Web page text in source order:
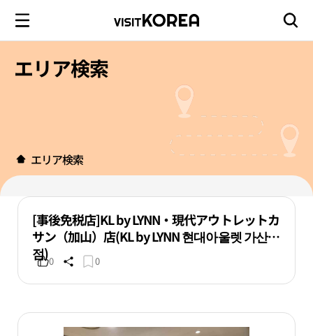
エリア検索
エリア検索
[事後免税店]KL by LYNN・現代アウトレットカ
サン（加山）店(KL by LYNN 현대아울렛 가산
점)0 0